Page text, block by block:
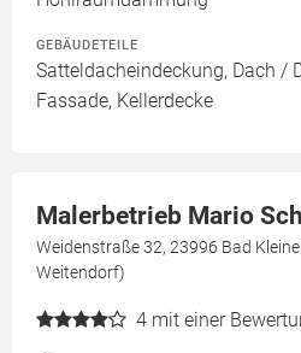
GEBÄUDETEILE
Satteldacheindeckung, Dach /
Fassade, Kellerdecke
Malerbetrieb Mario
Weidenstraße 32, 23996 Bad
Weitendorf)
4 mit einer